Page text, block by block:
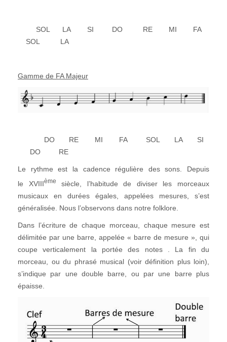
SOL LA SI DO RE MI FA
SOL LA
Gamme de FA Majeur
DO RE MI FA SOL LA SI
DO RE
Le rythme est la cadence régulière des sons. Depuis
le XVIIIème
siècle, l’habitude de diviser les morceaux
musicaux en durées égales, appelées mesures, s’est
généralisée. Nous l’observons dans notre folklore.
Dans l’écriture de chaque morceau, chaque mesure est
délimitée par une barre, appelée « barre de mesure », qui
coupe verticalement la portée des notes . La fin du
morceau, ou du phrasé musical (voir définition plus loin),
s’indique par une double barre, ou par une barre plus
épaisse.